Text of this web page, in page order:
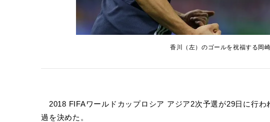
香川（左）のゴールを祝福する岡
2018 FIFAワールドカップロシア アジア2次予選が29日に行わ
過を決めた。